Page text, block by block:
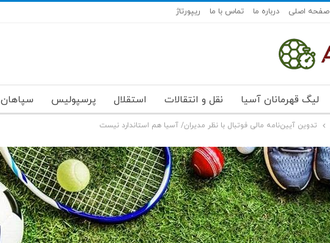
صفحه اصلی درباره ما تماس با ما ریپورتاژ
لیگ قهرمانان آسیا نقل و انتقالات استقلال پرسپولیس سپاهان
تدوین آیین‌نامه مالی فوتبال با نظر مدیران/ آسیا هم استاندارد نیست